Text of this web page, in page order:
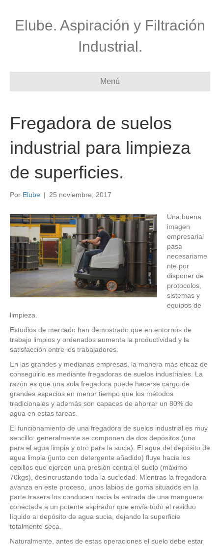
Elube. Aspiración y Filtración
Industrial.
Menú
Fregadora de suelos
industrial para limpieza
de superficies.
Por Elube | 25 noviembre, 2017
Una buena
imagen
empresarial
pasa
necesariame
nte por
disponer de
protocolos,
sistemas y
equipos de
limpieza.
Estudios de mercado han demostrado que en entornos de
trabajo limpios y ordenados aumenta la productividad y la
satisfacción entre los trabajadores.
En las grandes y medianas empresas, la manera más eficaz de
conseguirlo es mediante fregadoras de suelos industriales. La
razón es que una sola fregadora puede hacerse cargo de
grandes espacios en menor tiempo que los métodos
tradicionales y además son capaces de ahorrar un 80% de
agua en estas tareas.
El funcionamiento de una fregadora de suelos industrial es muy
sencillo: generalmente se componen de dos depósitos (uno
para el agua limpia y otro para la sucia). El agua del depósito de
agua limpia (junto con detergente añadido) fluye hacia los
cepillos que ejercen una presión contra el suelo (máximo
70kgs), desincrustando toda la suciedad. Mientras la fregadora
avanza en este proceso, unos labios de goma situados en la
parte trasera los conducen hacia la entrada de una manguera
conectada a un potente aspirador que envía todo el residuo
líquido al depósito de agua sucia, dejando la superficie
totalmente seca.
Naturalmente, antes de estas operaciones el suelo debe estar